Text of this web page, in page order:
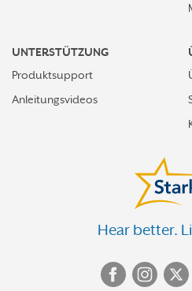
UNTERSTÜTZUNG
Produktsupport
Anleitungsvideos
Hear better.